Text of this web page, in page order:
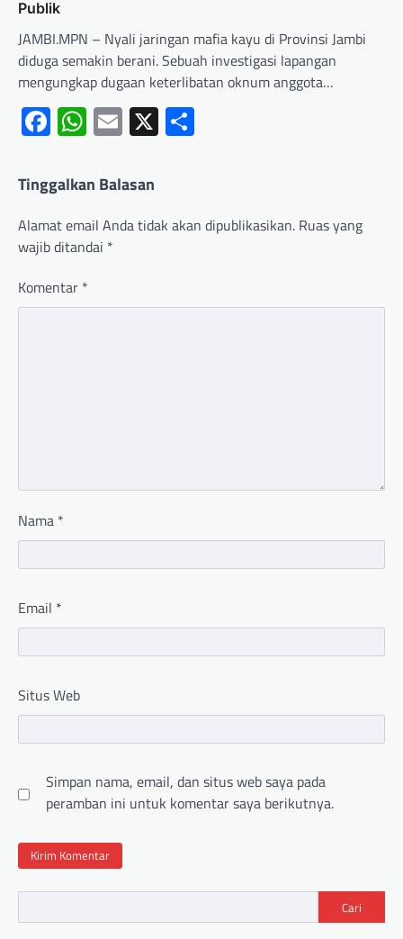
Publik
JAMBI.MPN – Nyali jaringan mafia kayu di Provinsi Jambi
diduga semakin berani. Sebuah investigasi lapangan
mengungkap dugaan keterlibatan oknum anggota…
Facebook
WhatsApp
Email
X
Tinggalkan Balasan
Alamat email Anda tidak akan dipublikasikan. Ruas yang
wajib ditandai *
Komentar *
Nama *
Email *
Situs Web
Simpan nama, email, dan situs web saya pada
peramban ini untuk komentar saya berikutnya.
Cari